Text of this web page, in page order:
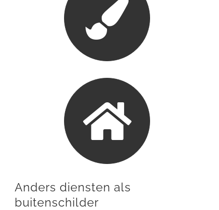
Anders diensten als
buitenschilder